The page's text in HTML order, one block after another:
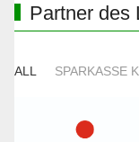
Partner des
ALL SPARKASSE